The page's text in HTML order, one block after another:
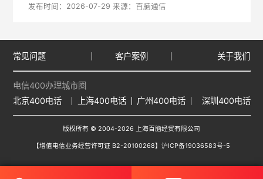
发布时间：2026-07-29 来源：百脑通信
常见问题 客户案例 关于我们
电信400办理城市圈
北京400电话
上海400电话 广州400电话 深圳400电话
版权所有 © 2004-2026 上海百脑经贸有限公司
【增值电信业务经营许可证 B2-20100268】 沪ICP备19036583号-5